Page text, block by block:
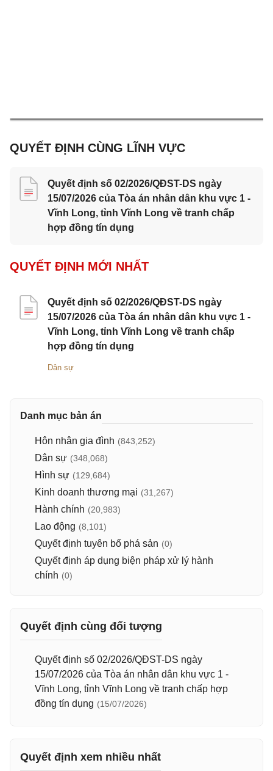
QUYẾT ĐỊNH CÙNG LĨNH VỰC
Quyết định số 02/2026/QĐST-DS ngày
15/07/2026 của Tòa án nhân dân khu vực 1 -
Vĩnh Long, tỉnh Vĩnh Long về tranh chấp
hợp đồng tín dụng
QUYẾT ĐỊNH MỚI NHẤT
Quyết định số 02/2026/QĐST-DS ngày
15/07/2026 của Tòa án nhân dân khu vực 1 -
Vĩnh Long, tỉnh Vĩnh Long về tranh chấp
hợp đồng tín dụng
Dân sự
Danh mục bản án
Hôn nhân gia đình (843,252)
Dân sự (348,068)
Hình sự (129,684)
Kinh doanh thương mại (31,267)
Hành chính (20,983)
Lao động (8,101)
Quyết định tuyên bố phá sản (0)
Quyết định áp dụng biện pháp xử lý hành
chính (0)
Quyết định cùng đối tượng
Quyết định số 02/2026/QĐST-DS ngày
15/07/2026 của Tòa án nhân dân khu vực 1 -
Vĩnh Long, tỉnh Vĩnh Long về tranh chấp hợp
đồng tín dụng (15/07/2026)
Quyết định xem nhiều nhất